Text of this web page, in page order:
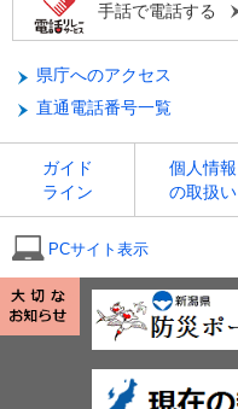
手話で電話する
県庁へのアクセス
直通電話番号一覧
ガイド
ライン
個人情報
の取扱い
PCサイト表示